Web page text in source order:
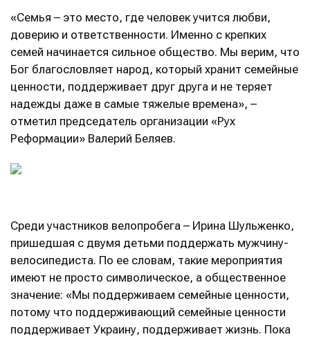
«Семья – это место, где человек учится любви,
доверию и ответственности. Именно с крепких
семей начинается сильное общество. Мы верим, что
Бог благословляет народ, который хранит семейные
ценности, поддерживает друг друга и не теряет
надежды даже в самые тяжелые времена», –
отметил председатель организации «Рух
Реформации» Валерий Беляев.
Среди участников велопробега – Ирина Шульженко,
пришедшая с двумя детьми поддержать мужчину-
велосипедиста. По ее словам, такие мероприятия
имеют не просто символическое, а общественное
значение: «Мы поддерживаем семейные ценности,
потому что поддерживающий семейные ценности
поддерживает Украину, поддерживает жизнь. Пока